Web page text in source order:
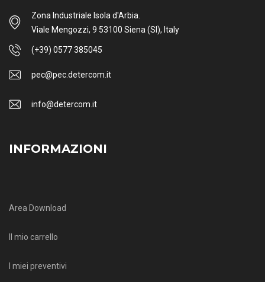
Zona Industriale Isola d'Arbia.
Viale Mengozzi, 9 53100 Siena (SI), Italy
(+39) 0577 385045
pec@pec.detercom.it
info@detercom.it
INFORMAZIONI
Area Download
Il mio carrello
I miei preventivi